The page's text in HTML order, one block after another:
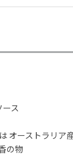
ス
オーストラリア
の物